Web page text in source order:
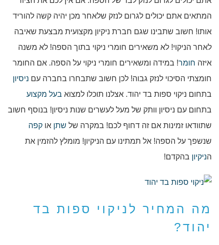
המתאים אתם יכולים לגרום לנזק שלאחר מכן יהיה קשה להוריד
אותו! חשוב שתבינו שגם חברת ניקיון מקצועית מבצעת שאיבה
לאחר הניקוי! לא משאירים חומרי ניקוי בתוך הספה! לא משנה
איזה חומר! במידה ומשאירים חומרי ניקוי על הספה. אם החומר
חומצתי הסיכוי לנזק גבוה! לכן חשוב שתבחרו בחברה עם ניסיון
בתחום ניקוי ספות בד יהוד. אצלנו תוכלו למצוא בעל מקצוע
בתחום עם ניסיון וותק של מעל לעשרים שנות ניסיון! בנוסף חשוב
שתוודאו זמינות אם זה דחוף לכם! במקרה של שתן או קפה
שנשפך על הספה! אל תמתינו עם הניקיון! מומלץ להזמין את
הניקיון בהקדם!
מה המחיר לניקוי ספות בד
יהוד?